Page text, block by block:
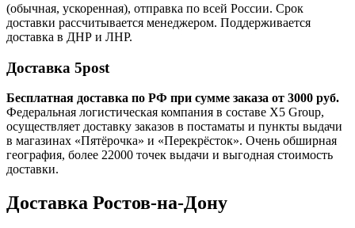
(обычная, ускоренная), отправка по всей России. Срок
доставки рассчитывается менеджером. Поддерживается
доставка в ДНР и ЛНР.
Доставка 5post
Бесплатная доставка по РФ при сумме заказа от 3000 руб.
Федеральная логистическая компания в составе X5 Group,
осуществляет доставку заказов в постаматы и пункты выдачи
в магазинах «Пятёрочка» и «Перекрёсток». Очень обширная
география, более 22000 точек выдачи и выгодная стоимость
доставки.
Доставка Ростов-на-Дону